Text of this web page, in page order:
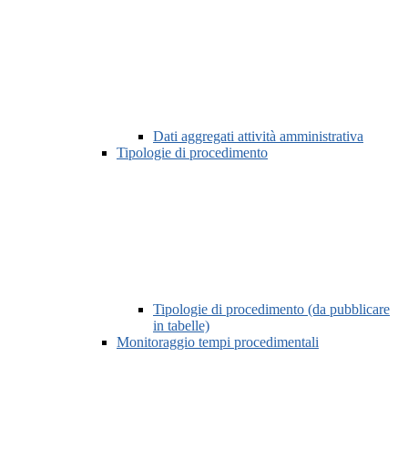
Dati aggregati attività amministrativa
Tipologie di procedimento
Tipologie di procedimento (da pubblicare
in tabelle)
Monitoraggio tempi procedimentali